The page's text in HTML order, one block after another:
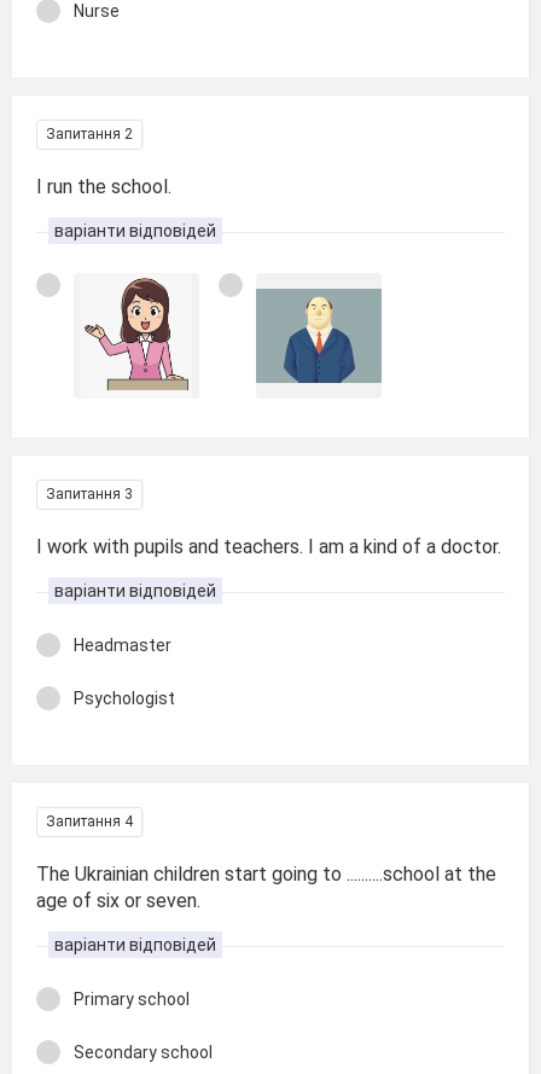
Nurse
Запитання 2
I run the school.
варіанти відповідей
Запитання 3
I work with pupils and teachers. I am a kind of a doctor.
варіанти відповідей
Headmaster
Psychologist
Запитання 4
The Ukrainian children start going to ..........school at the
age of six or seven.
варіанти відповідей
Primary school
Secondary school